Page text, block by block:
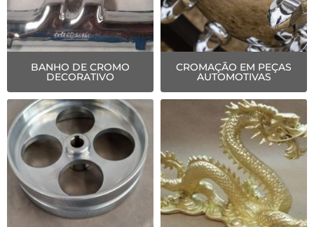
BANHO DE CROMO
DECORATIVO
CROMAÇÃO EM PEÇAS
AUTOMOTIVAS